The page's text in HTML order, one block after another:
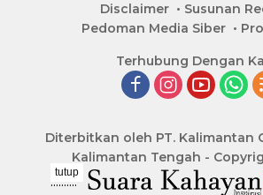
Disclaimer
Susunan
Pedoman Media Siber
Terhubung Dengan
Diterbitkan oleh PT. Kalimantan
Kalimantan Tengah -
tutup
..........